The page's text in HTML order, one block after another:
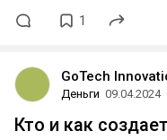
1
GoTech
Деньги 09.04.2024
Кто и как